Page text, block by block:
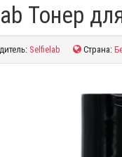
Тонер
Selfielab Страна: